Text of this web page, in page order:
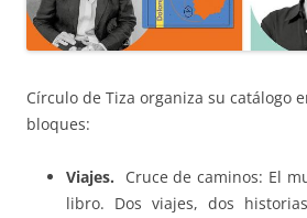
Círculo de Tiza organiza su catálogo
bloques:
Viajes. Cruce de caminos: El
libro. Dos viajes, dos